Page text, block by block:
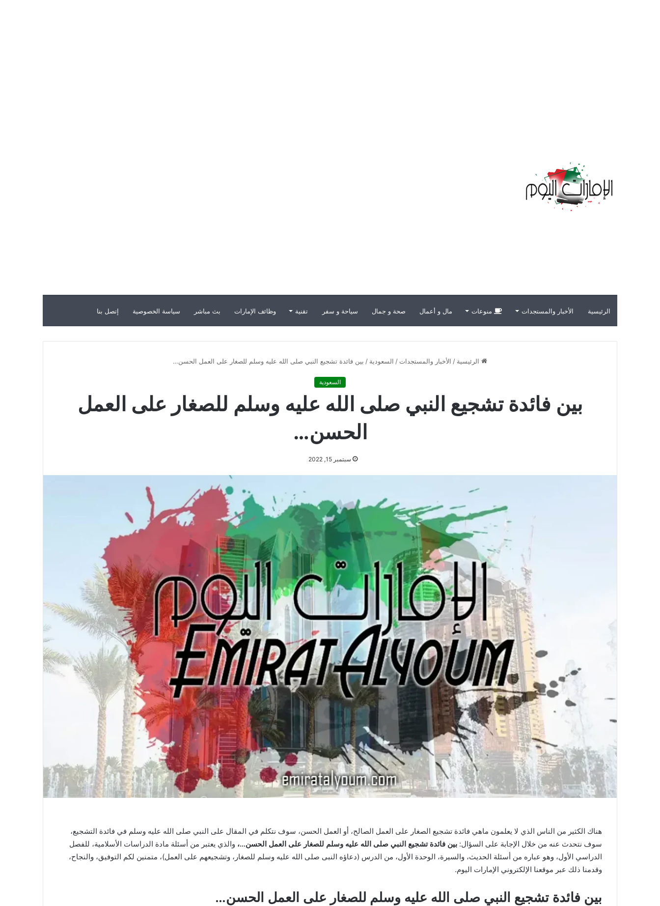
الرئيسية الأخبار والمستجدات منوعات مال و أعمال صحة و جمال سياحة و سفر تقنية وظائف الإمارات بث مباشر سياسة الخصوصية إتصل بنا
الرئيسية / الأخبار والمستجدات / السعودية / بين فائدة تشجيع النبي صلى الله عليه وسلم للصغار على العمل الحسن…
السعودية
بين فائدة تشجيع النبي صلى الله عليه وسلم للصغار على العمل
الحسن…
سبتمبر 15, 2022
هناك الكثير من الناس الذي لا يعلمون ماهي فائدة تشجيع الصغار على العمل الصالح، أو العمل الحسن، سوف نتكلم في المقال على النبي صلى الله عليه وسلم في فائدة التشجيع،
سوف نتحدث عنه من خلال الإجابة على السؤال: بين فائدة تشجيع النبي صلى الله عليه وسلم للصغار على العمل الحسن…، والذي يعتبر من أسئلة مادة الدراسات الأسلامية، للفصل
الدراسي الأول، وهو عباره من أسئلة الحديث، والسيرة، الوحدة الأول، من الدرس (دعاؤه النبى صلى الله عليه وسلم للصغار، وتشجيعهم على العمل)، متمنين لكم التوفيق، والنجاح،
وقدمنا ذلك عبر موقعنا الإلكتروني الإمارات اليوم.
بين فائدة تشجيع النبي صلى الله عليه وسلم للصغار على العمل الحسن…